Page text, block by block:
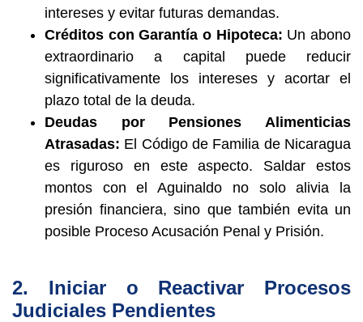
intereses y evitar futuras demandas.
Créditos con Garantía o Hipoteca: Un abono
extraordinario a capital puede reducir
significativamente los intereses y acortar el
plazo total de la deuda.
Deudas por Pensiones Alimenticias
Atrasadas: El Código de Familia de Nicaragua
es riguroso en este aspecto. Saldar estos
montos con el Aguinaldo no solo alivia la
presión financiera, sino que también evita un
posible Proceso Acusación Penal y Prisión.
2. Iniciar o Reactivar Procesos
Judiciales Pendientes